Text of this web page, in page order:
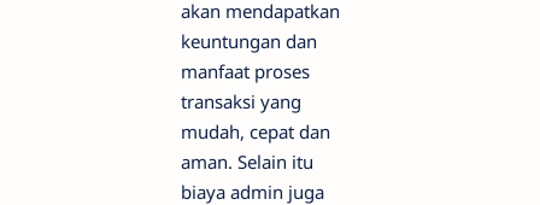
akan mendapatkan
keuntungan dan
manfaat proses
transaksi yang
mudah, cepat dan
aman. Selain itu
biaya admin juga